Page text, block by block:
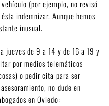
(por ejemplo, no revisó
indemnizar. Aunque hemos
inusual.
jueves de 9 a 14 y de 16 a 19 y
por medios telemáticos
o pedir cita para ser
no dude en
en Oviedo: